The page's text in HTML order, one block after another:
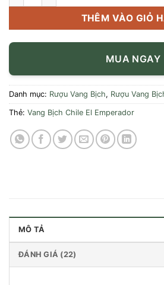
THÊM VÀO GIỎ
MUA NGAY
Danh mục: Rượu Vang Bịch, Rượu Vang
Thẻ: Vang Bịch Chile El Emperador
MÔ TẢ
ĐÁNH GIÁ (22)